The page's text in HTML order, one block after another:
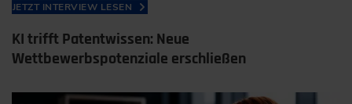
JETZT INTERVIEW LESEN
KI trifft Patentwissen: Neue
Wettbewerbspotenziale erschließen